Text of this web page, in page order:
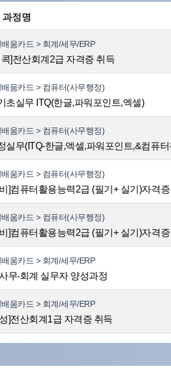
과정명
움카드 > 회계/세무/ERP
콕]전산회계2급 자격증 취득
움카드 > 컴퓨터(사무행정)
초실무 ITQ(한글,파워포인트,엑셀)
움카드 > 컴퓨터(사무행정)
실무(ITQ-한글,엑셀,파워포인트,&컴퓨
움카드 > 컴퓨터(사무행정)
]컴퓨터활용능력2급 (필기+ 실기)자격
움카드 > 컴퓨터(사무행정)
]컴퓨터활용능력2급 (필기+ 실기)자격
움카드 > 회계/세무/ERP
무‧회계 실무자 양성과정
움카드 > 회계/세무/ERP
]전산회계1급 자격증 취득